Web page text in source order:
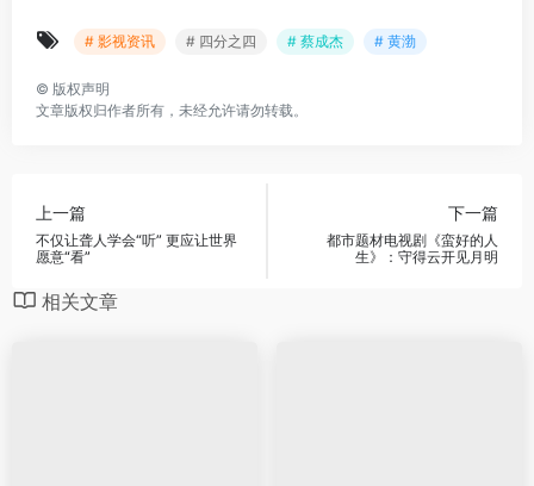
# 影视资讯 # 四分之四 # 蔡成杰 # 黄渤
© 版权声明
文章版权归作者所有，未经允许请勿转载。
上一篇
不仅让聋人学会“听” 更应让世界
愿意“看”
下一篇
都市题材电视剧《蛮好的人
生》：守得云开见月明
相关文章